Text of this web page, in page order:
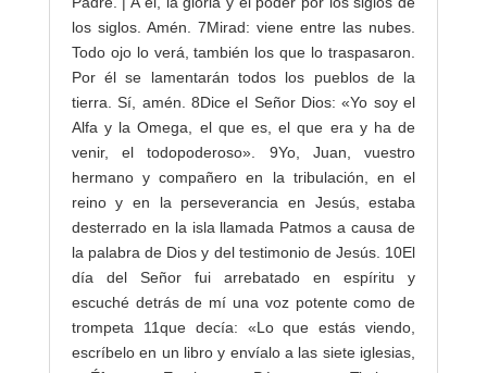
los siglos. Amén.
7Mirad: viene entre las nubes.
Todo ojo lo verá, también los que lo traspasaron.
Por él se lamentarán todos los pueblos de la
tierra. Sí, amén.
8Dice el Señor Dios: «Yo soy el
Alfa y la Omega, el que es, el que era y ha de
venir, el todopoderoso».
9Yo, Juan, vuestro
hermano y compañero en la tribulación, en el
reino y en la perseverancia en Jesús, estaba
desterrado en la isla llamada Patmos a causa de
la palabra de Dios y del testimonio de Jesús. 10El
día del Señor fui arrebatado en espíritu y
escuché detrás de mí una voz potente como de
trompeta 11que decía: «Lo que estás viendo,
escríbelo en un libro y envíalo a las siete iglesias,